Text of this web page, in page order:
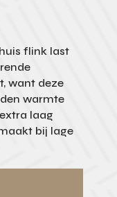
flink last
want deze
warmte
laag
bij lage